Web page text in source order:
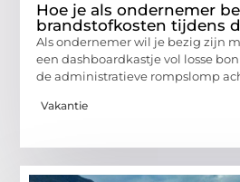
Hoe je als ondernemer
brandstofkosten tijdens
Als ondernemer wil je bezig zijn
een dashboardkastje vol losse
de administratieve rompslomp
Vakantie